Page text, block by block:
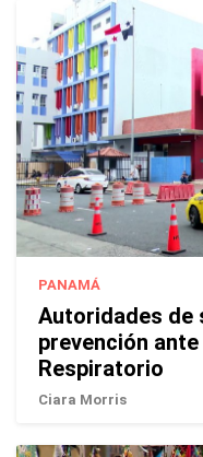
PANAMÁ
Autoridades de
prevención
Respiratorio
Ciara Morris